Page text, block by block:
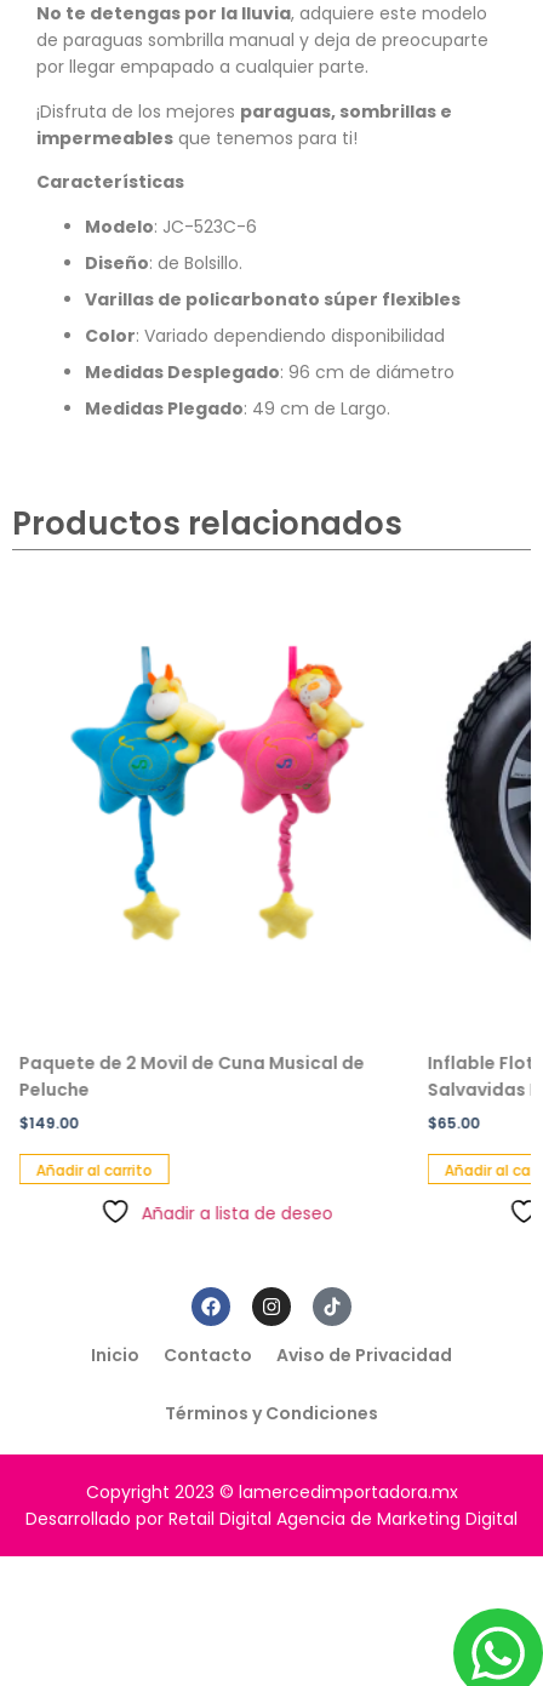
No te detengas por la lluvia, adquiere este modelo
de paraguas sombrilla manual y deja de preocuparte
por llegar empapado a cualquier parte.
¡Disfruta de los mejores paraguas, sombrillas e
impermeables que tenemos para ti!
Características
Modelo: JC-523C-6
Diseño: de Bolsillo.
Varillas de policarbonato súper flexibles
Color: Variado dependiendo disponibilidad
Medidas Desplegado: 96 cm de diámetro
Medidas Plegado: 49 cm de Largo.
Productos relacionados
Paquete de 2 Movil de Cuna Musical de
Peluche
$149.00
Añadir al carrito
Añadir a lista de deseo
Inflable
Salvavidas
$65.00
Añadir al
Inicio Contacto Aviso de Privacidad
Términos y Condiciones
Copyright 2023 © lamercedimportadora.mx
Desarrollado por Retail Digital Agencia de Marketing Digital